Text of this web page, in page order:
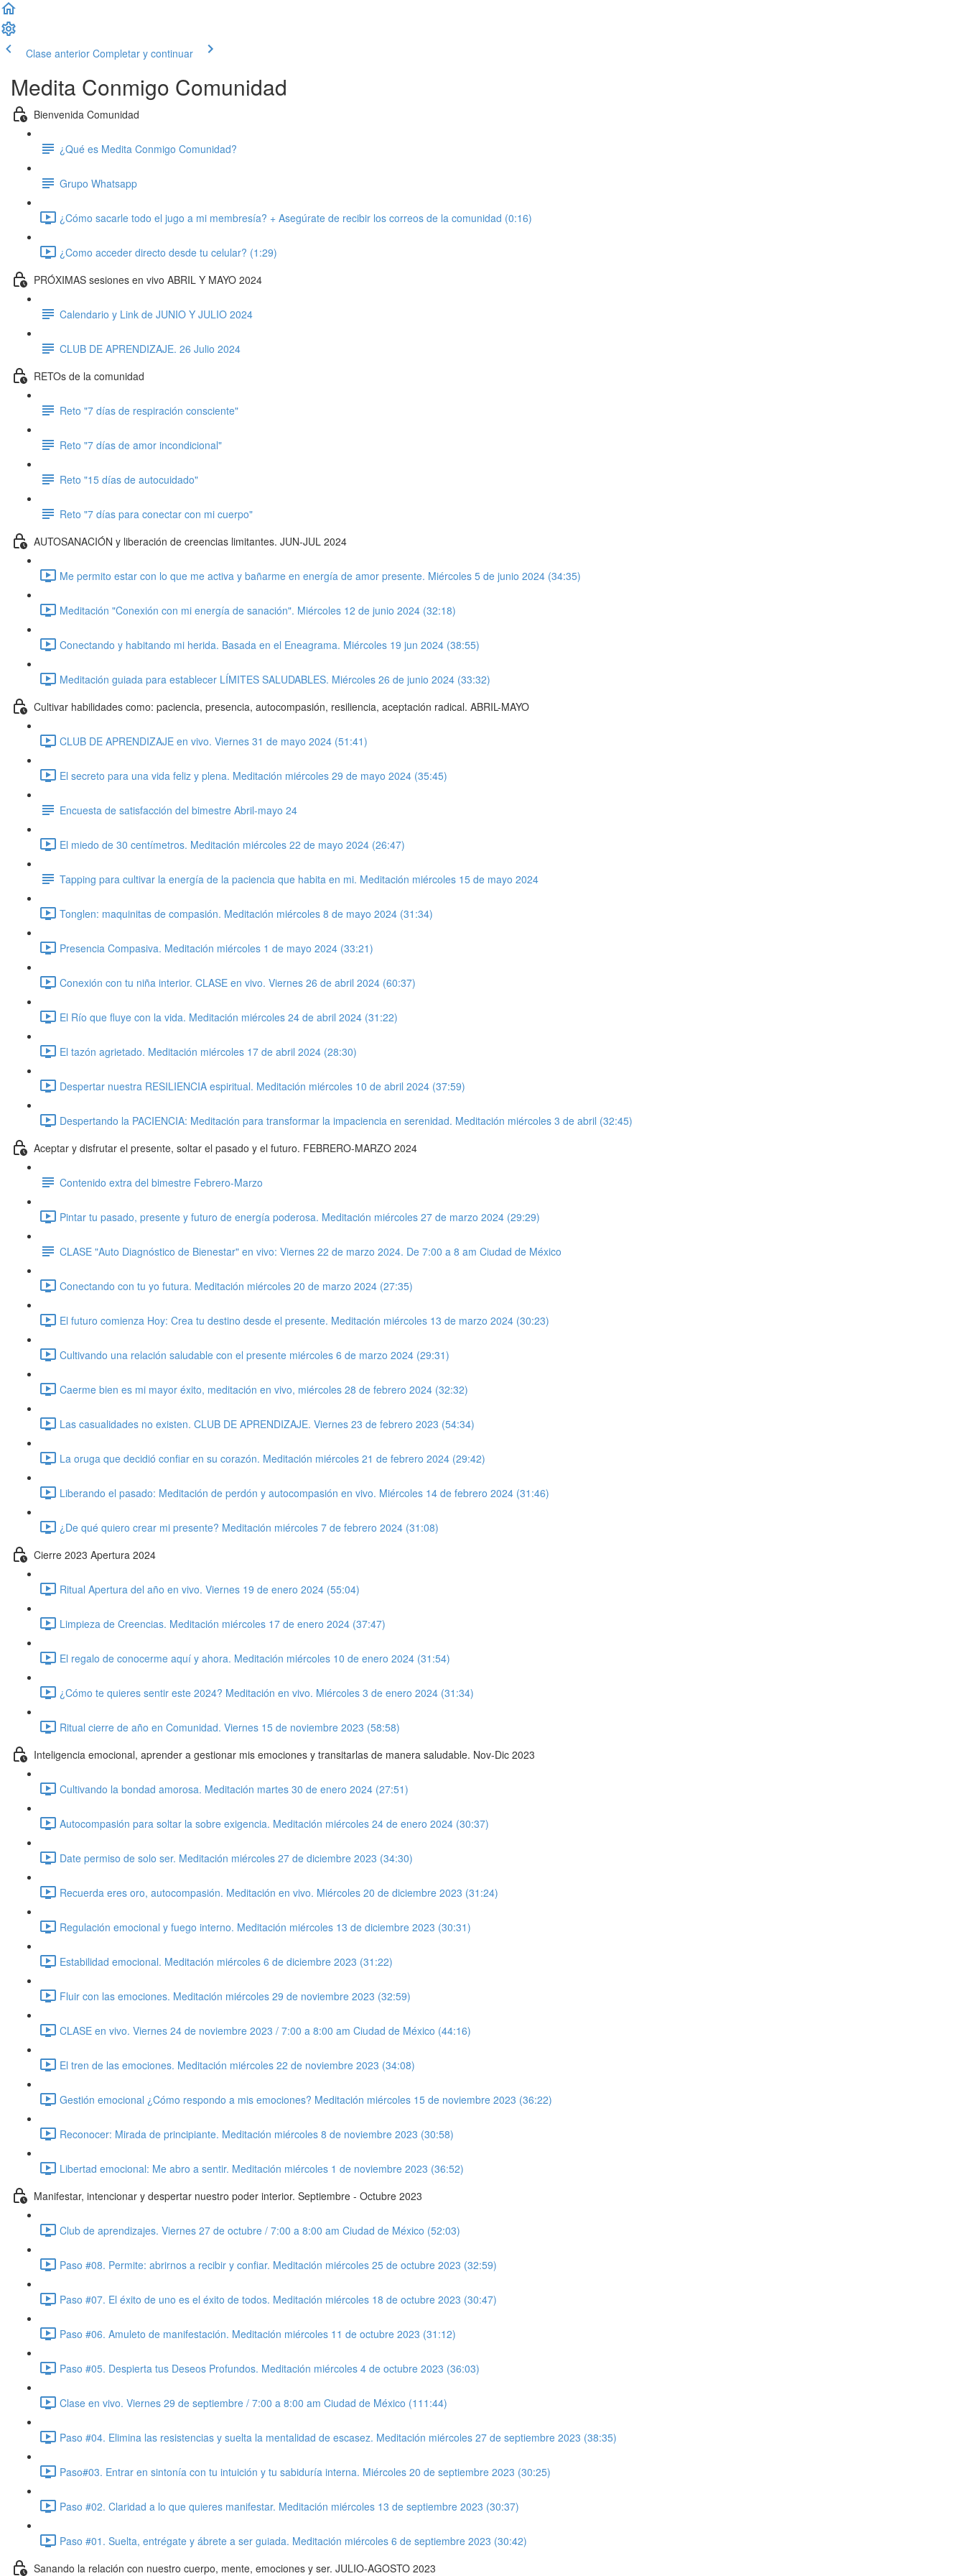
Clase anterior Completar y continuar
Medita Conmigo Comunidad
Bienvenida Comunidad
¿Qué es Medita Conmigo Comunidad?
Grupo Whatsapp
¿Cómo sacarle todo el jugo a mi membresía? + Asegúrate de recibir los correos de la comunidad (0:16)
¿Como acceder directo desde tu celular? (1:29)
PRÓXIMAS sesiones en vivo ABRIL Y MAYO 2024
Calendario y Link de JUNIO Y JULIO 2024
CLUB DE APRENDIZAJE. 26 Julio 2024
RETOs de la comunidad
Reto "7 días de respiración consciente"
Reto "7 días de amor incondicional"
Reto "15 días de autocuidado"
Reto "7 días para conectar con mi cuerpo"
AUTOSANACIÓN y liberación de creencias limitantes. JUN-JUL 2024
Me permito estar con lo que me activa y bañarme en energía de amor presente. Miércoles 5 de junio 2024 (34:35)
Meditación "Conexión con mi energía de sanación". Miércoles 12 de junio 2024 (32:18)
Conectando y habitando mi herida. Basada en el Eneagrama. Miércoles 19 jun 2024 (38:55)
Meditación guiada para establecer LÍMITES SALUDABLES. Miércoles 26 de junio 2024 (33:32)
Cultivar habilidades como: paciencia, presencia, autocompasión, resiliencia, aceptación radical. ABRIL-MAYO
CLUB DE APRENDIZAJE en vivo. Viernes 31 de mayo 2024 (51:41)
El secreto para una vida feliz y plena. Meditación miércoles 29 de mayo 2024 (35:45)
Encuesta de satisfacción del bimestre Abril-mayo 24
El miedo de 30 centímetros. Meditación miércoles 22 de mayo 2024 (26:47)
Tapping para cultivar la energía de la paciencia que habita en mi. Meditación miércoles 15 de mayo 2024
Tonglen: maquinitas de compasión. Meditación miércoles 8 de mayo 2024 (31:34)
Presencia Compasiva. Meditación miércoles 1 de mayo 2024 (33:21)
Conexión con tu niña interior. CLASE en vivo. Viernes 26 de abril 2024 (60:37)
El Río que fluye con la vida. Meditación miércoles 24 de abril 2024 (31:22)
El tazón agrietado. Meditación miércoles 17 de abril 2024 (28:30)
Despertar nuestra RESILIENCIA espiritual. Meditación miércoles 10 de abril 2024 (37:59)
Despertando la PACIENCIA: Meditación para transformar la impaciencia en serenidad. Meditación miércoles 3 de abril (32:45)
Aceptar y disfrutar el presente, soltar el pasado y el futuro. FEBRERO-MARZO 2024
Contenido extra del bimestre Febrero-Marzo
Pintar tu pasado, presente y futuro de energía poderosa. Meditación miércoles 27 de marzo 2024 (29:29)
CLASE "Auto Diagnóstico de Bienestar" en vivo: Viernes 22 de marzo 2024. De 7:00 a 8 am Ciudad de México
Conectando con tu yo futura. Meditación miércoles 20 de marzo 2024 (27:35)
El futuro comienza Hoy: Crea tu destino desde el presente. Meditación miércoles 13 de marzo 2024 (30:23)
Cultivando una relación saludable con el presente miércoles 6 de marzo 2024 (29:31)
Caerme bien es mi mayor éxito, meditación en vivo, miércoles 28 de febrero 2024 (32:32)
Las casualidades no existen. CLUB DE APRENDIZAJE. Viernes 23 de febrero 2023 (54:34)
La oruga que decidió confiar en su corazón. Meditación miércoles 21 de febrero 2024 (29:42)
Liberando el pasado: Meditación de perdón y autocompasión en vivo. Miércoles 14 de febrero 2024 (31:46)
¿De qué quiero crear mi presente? Meditación miércoles 7 de febrero 2024 (31:08)
Cierre 2023 Apertura 2024
Ritual Apertura del año en vivo. Viernes 19 de enero 2024 (55:04)
Limpieza de Creencias. Meditación miércoles 17 de enero 2024 (37:47)
El regalo de conocerme aquí y ahora. Meditación miércoles 10 de enero 2024 (31:54)
¿Cómo te quieres sentir este 2024? Meditación en vivo. Miércoles 3 de enero 2024 (31:34)
Ritual cierre de año en Comunidad. Viernes 15 de noviembre 2023 (58:58)
Inteligencia emocional, aprender a gestionar mis emociones y transitarlas de manera saludable. Nov-Dic 2023
Cultivando la bondad amorosa. Meditación martes 30 de enero 2024 (27:51)
Autocompasión para soltar la sobre exigencia. Meditación miércoles 24 de enero 2024 (30:37)
Date permiso de solo ser. Meditación miércoles 27 de diciembre 2023 (34:30)
Recuerda eres oro, autocompasión. Meditación en vivo. Miércoles 20 de diciembre 2023 (31:24)
Regulación emocional y fuego interno. Meditación miércoles 13 de diciembre 2023 (30:31)
Estabilidad emocional. Meditación miércoles 6 de diciembre 2023 (31:22)
Fluir con las emociones. Meditación miércoles 29 de noviembre 2023 (32:59)
CLASE en vivo. Viernes 24 de noviembre 2023 / 7:00 a 8:00 am Ciudad de México (44:16)
El tren de las emociones. Meditación miércoles 22 de noviembre 2023 (34:08)
Gestión emocional ¿Cómo respondo a mis emociones? Meditación miércoles 15 de noviembre 2023 (36:22)
Reconocer: Mirada de principiante. Meditación miércoles 8 de noviembre 2023 (30:58)
Libertad emocional: Me abro a sentir. Meditación miércoles 1 de noviembre 2023 (36:52)
Manifestar, intencionar y despertar nuestro poder interior. Septiembre - Octubre 2023
Club de aprendizajes. Viernes 27 de octubre / 7:00 a 8:00 am Ciudad de México (52:03)
Paso #08. Permite: abrirnos a recibir y confiar. Meditación miércoles 25 de octubre 2023 (32:59)
Paso #07. El éxito de uno es el éxito de todos. Meditación miércoles 18 de octubre 2023 (30:47)
Paso #06. Amuleto de manifestación. Meditación miércoles 11 de octubre 2023 (31:12)
Paso #05. Despierta tus Deseos Profundos. Meditación miércoles 4 de octubre 2023 (36:03)
Clase en vivo. Viernes 29 de septiembre / 7:00 a 8:00 am Ciudad de México (111:44)
Paso #04. Elimina las resistencias y suelta la mentalidad de escasez. Meditación miércoles 27 de septiembre 2023 (38:35)
Paso#03. Entrar en sintonía con tu intuición y tu sabiduría interna. Miércoles 20 de septiembre 2023 (30:25)
Paso #02. Claridad a lo que quieres manifestar. Meditación miércoles 13 de septiembre 2023 (30:37)
Paso #01. Suelta, entrégate y ábrete a ser guiada. Meditación miércoles 6 de septiembre 2023 (30:42)
Sanando la relación con nuestro cuerpo, mente, emociones y ser. JULIO-AGOSTO 2023